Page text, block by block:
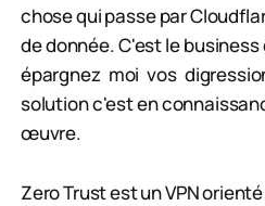
chose qui passe par
de donnée. C'est le
épargnez moi vos
solution c'est en
œuvre.
Zero Trust est un VPN